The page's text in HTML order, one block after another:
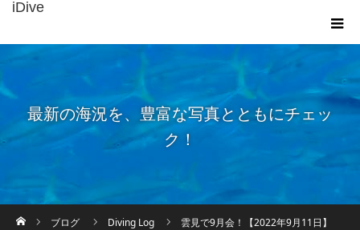
iDive
最新の海況を、豊富な写真とともにチェッ
ク！
ブログ
Diving Log 雲見で9月会！【2022年9月11日】